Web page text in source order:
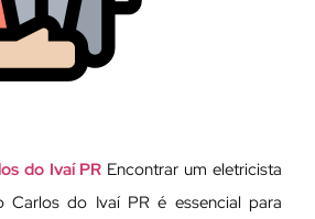
do Ivaí PR Encontrar um eletricista
Carlos do Ivaí PR é essencial para